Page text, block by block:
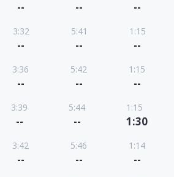
-- -- --
3:32
--
5:41
--
1:15
--
3:36
--
5:42
--
1:15
--
3:39
--
5:44
--
1:15
1:30
3:42
--
5:46
--
1:14
--